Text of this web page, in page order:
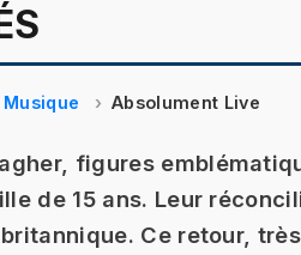
Musique Absolument Live
figures
de 15 ans. Leur
Ce retour,